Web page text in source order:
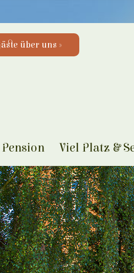
über uns »
Pension Viel Platz &